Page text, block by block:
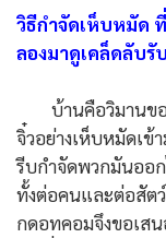
วิธีกำจัดเห็บหมัด
ลองมาดูเคล็ดลับ
บ้านคือวิมานของ
จิ๋วอย่างเห็บหมัดเข้
รีบกำจัดพวกมันออ
ทั้งต่อคนและต่อสัต
กดอทคอมจึงขอเส